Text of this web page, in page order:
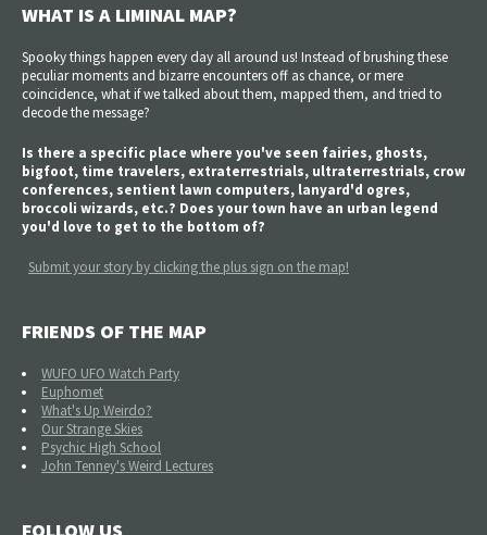
WHAT IS A LIMINAL MAP?
Spooky things happen every day all around us! Instead of brushing these
peculiar moments and bizarre encounters off as chance, or mere
coincidence, what if we talked about them, mapped them, and tried to
decode the message?
Is there a specific place where you've seen fairies, ghosts,
bigfoot, time travelers, extraterrestrials, ultraterrestrials, crow
conferences, sentient lawn computers, lanyard'd ogres,
broccoli wizards, etc.? Does your town have an urban legend
you'd love to get to the bottom of?
Submit your story by clicking the plus sign on the map!
FRIENDS OF THE MAP
WUFO UFO Watch Party
Euphomet
What's Up Weirdo?
Our Strange Skies
Psychic High School
John Tenney's Weird Lectures
FOLLOW US